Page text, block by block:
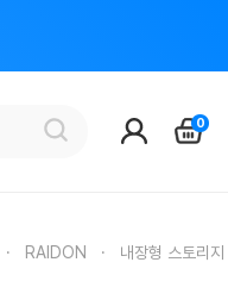
0
· RAIDON · 내장형 스토리지